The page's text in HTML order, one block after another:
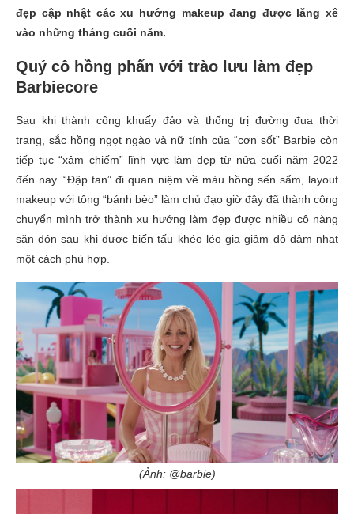
đẹp cập nhật các xu hướng makeup đang được lăng xê
vào những tháng cuối năm.
Quý cô hồng phấn với trào lưu làm đẹp
Barbiecore
Sau khi thành công khuấy đảo và thống trị đường đua thời
trang, sắc hồng ngọt ngào và nữ tính của “cơn sốt” Barbie còn
tiếp tục “xâm chiếm” lĩnh vực làm đẹp từ nửa cuối năm 2022
đến nay. “Đập tan” đi quan niệm về màu hồng sến sẩm, layout
makeup với tông “bánh bèo” làm chủ đạo giờ đây đã thành công
chuyển mình trở thành xu hướng làm đẹp được nhiều cô nàng
săn đón sau khi được biến tấu khéo léo gia giảm độ đậm nhạt
một cách phù hợp.
(Ảnh: @barbie)